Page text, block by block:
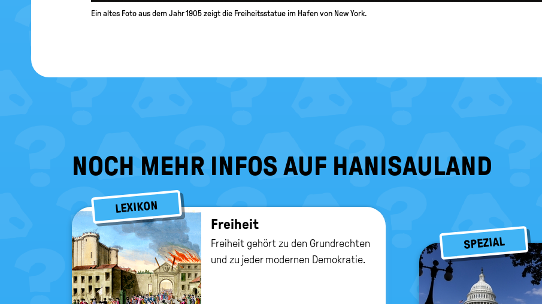
Ein altes Foto aus dem Jahr 1905 zeigt die Freiheitsstatue im Hafen von New York.
NOCH MEHR INFOS AUF HANISAULAND
LEXIKON
Frei­heit
Freiheit gehört zu den Grundrechten
und zu jeder modernen Demokratie.
SPEZIAL